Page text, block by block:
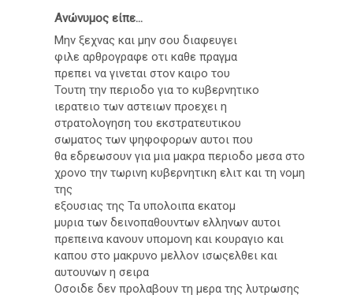
Ανώνυμος είπε...
Μην ξεχνας και μην σου διαφευγει
φιλε αρθρογραφε οτι καθε πραγμα
πρεπει να γινεται στον καιρο του
Τουτη την περιοδο για το κυβερνητικο
ιερατειο των αστειων προεχει η
στρατολογηση του εκστρατευτικου
σωματος των ψηφοφορων αυτοι που
θα εδρεωσουν για μια μακρα περιοδο μεσα στο
χρονο την τωρινη κυβερνητικη ελιτ και τη νομη
της
εξουσιας της Τα υπολοιπα εκατομ
μυρια των δεινοπαθουντων ελληνων αυτοι
πρεπεινα κανουν υπομονη και κουραγιο και
καπου στο μακρυνο μελλον ισωςελθει και
αυτουνων η σειρα
Οσοιδε δεν προλαβουν τη μερα της λυτρωσης